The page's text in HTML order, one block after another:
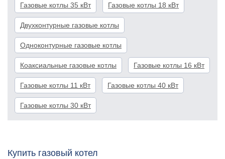
Газовые котлы 35 кВт Газовые котлы 18 кВт
Двухконтурные газовые котлы
Одноконтурные газовые котлы
Коаксиальные газовые котлы Газовые котлы 16 кВт
Газовые котлы 11 кВт Газовые котлы 40 кВт
Газовые котлы 30 кВт
Купить газовый котел